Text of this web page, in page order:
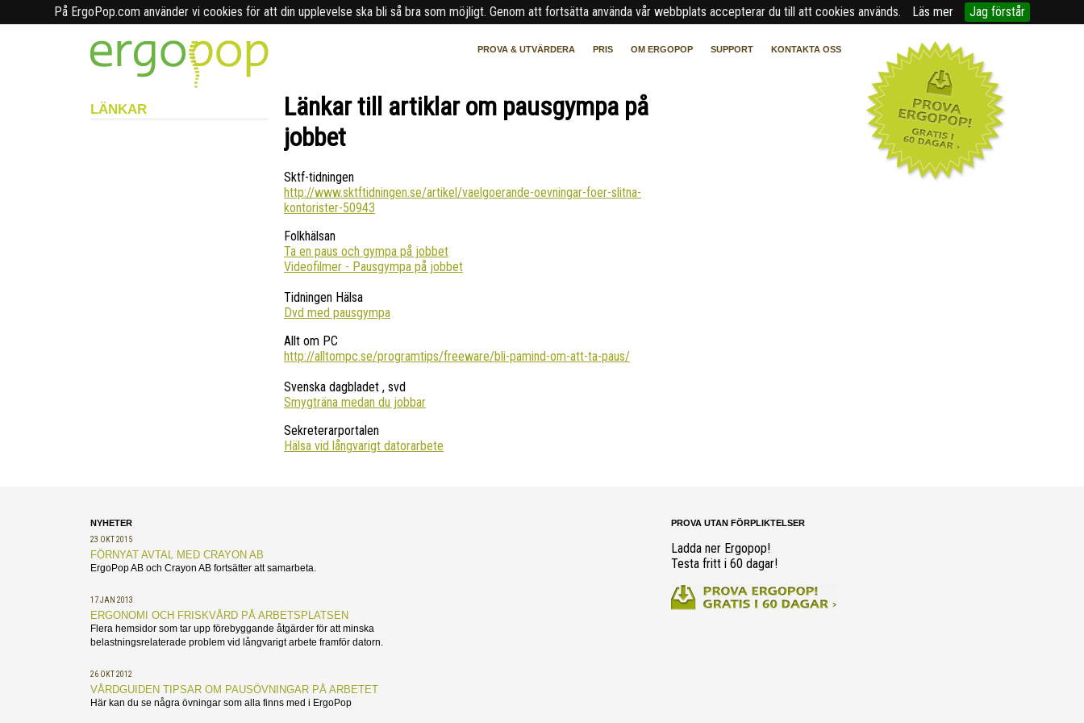
På ErgoPop.com använder vi cookies för att din upplevelse ska bli så bra som möjligt. Genom att fortsätta använda vår webbplats accepterar du till att cookies används. Läs mer Jag förstår
PROVA & UTVÄRDERA PRIS OM ERGOPOP SUPPORT KONTAKTA OSS
LÄNKAR
Länkar till artiklar om pausgympa på
jobbet
Sktf-tidningen
http://www.sktftidningen.se/artikel/vaelgoerande-oevningar-foer-slitna-
kontorister-50943
Folkhälsan
Ta en paus och gympa på jobbet
Videofilmer - Pausgympa på jobbet
Tidningen Hälsa
Dvd med pausgympa
Allt om PC
http://alltompc.se/programtips/freeware/bli-pamind-om-att-ta-paus/
Svenska dagbladet , svd
Smygträna medan du jobbar
Sekreterarportalen
Hälsa vid långvarigt datorarbete
NYHETER
23 OKT 2015
FÖRNYAT AVTAL MED CRAYON AB
ErgoPop AB och Crayon AB fortsätter att samarbeta.
17 JAN 2013
ERGONOMI OCH FRISKVÅRD PÅ ARBETSPLATSEN
Flera hemsidor som tar upp förebyggande åtgärder för att minska
belastningsrelaterade problem vid långvarigt arbete framför datorn.
26 OKT 2012
VÅRDGUIDEN TIPSAR OM PAUSÖVNINGAR PÅ ARBETET
Här kan du se några övningar som alla finns med i ErgoPop
PROVA UTAN FÖRPLIKTELSER
Ladda ner Ergopop!
Testa fritt i 60 dagar!